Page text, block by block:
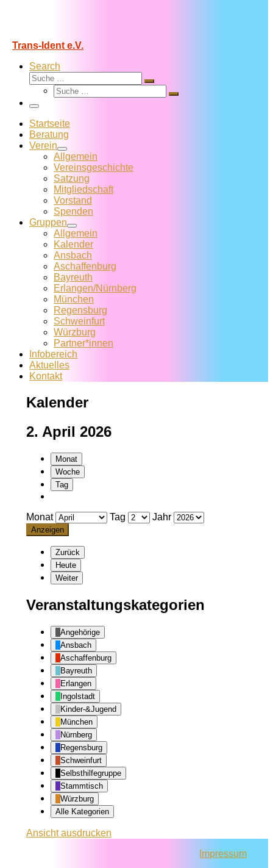
Trans-Ident e.V.
Search
Suche
Suche
Suche
Suche
Menü
Startseite
Beratung
Verein
Allgemein
Vereins­geschichte
Satzung
Mitglied­schaft
Vorstand
Spenden
Gruppen
Allgemein
Kalender
Ansbach
Aschaffenburg
Bayreuth
Erlangen/Nürnberg
München
Regensburg
Schweinfurt
Würzburg
Partner*innen
Infobereich
Aktuelles
Kontakt
Kalender
2. April 2026
Monat
Woche
Tag
Monat Tag Jahr
Zurück
Heute
Weiter
Veranstaltungskategorien
Angehörige
Ansbach
Aschaffenburg
Bayreuth
Erlangen
Ingolstadt
Kinder-&Jugend
München
Nürnberg
Regensburg
Schweinfurt
Selbsthilfegruppe
Stammtisch
Würzburg
Alle Kategorien
Ansichtausdrucken
Impressum